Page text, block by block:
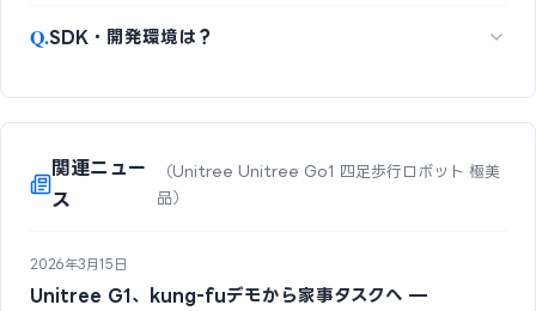
Q.SDK・開発環境は？
関連ニュー
ス
（Unitree Unitree Go1 四足歩行ロボット 極美
品）
2026年3月15日
Unitree G1、kung-fuデモから家事タスクへ —